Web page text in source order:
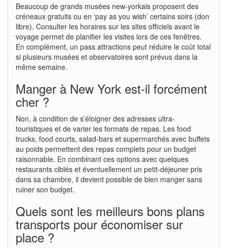
Beaucoup de grands musées new-yorkais proposent des
créneaux gratuits ou en ‘pay as you wish’ certains soirs (don
libre). Consulter les horaires sur les sites officiels avant le
voyage permet de planifier les visites lors de ces fenêtres.
En complément, un pass attractions peut réduire le coût total
si plusieurs musées et observatoires sont prévus dans la
même semaine.
Manger à New York est-il forcément
cher ?
Non, à condition de s’éloigner des adresses ultra-
touristiques et de varier les formats de repas. Les food
trucks, food courts, salad-bars et supermarchés avec buffets
au poids permettent des repas complets pour un budget
raisonnable. En combinant ces options avec quelques
restaurants ciblés et éventuellement un petit-déjeuner pris
dans sa chambre, il devient possible de bien manger sans
ruiner son budget.
Quels sont les meilleurs bons plans
transports pour économiser sur
place ?